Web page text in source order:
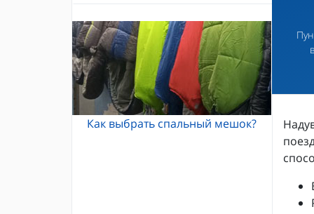
Кошки Grivel
Каски и шлемы для альпинизма
Жумары и зажимы
Карабины и оттяжки
Спусковые устройства
Как выбрать спальный мешок?